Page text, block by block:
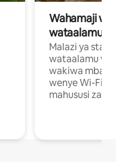
Wahamaji
wataalamu
Malazi ya
wataalamu
wakiwa mbali
wenye Wi-Fi
mahususi za